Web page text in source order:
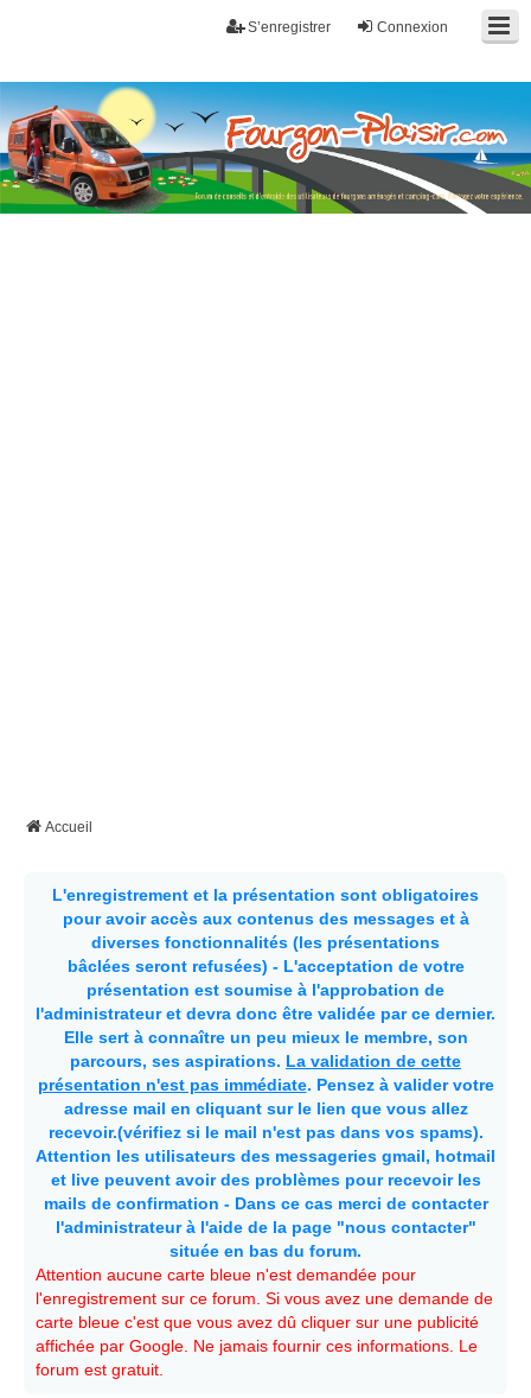
Connexion
S’enregistrer
Fourgon-plaisir.com
Forum de conseils et d'entraide des utilisateurs de fourgons, fourgons
aménagés, vans et de camping-car. Partagez votre expérience.
Accueil
L'enregistrement et la présentation sont obligatoires
pour avoir accès aux contenus des messages et à
diverses fonctionnalités (les présentations
bâclées seront refusées) - L'acceptation de votre
présentation est soumise à l'approbation de
l'administrateur et devra donc être validée par ce dernier.
Elle sert à connaître un peu mieux le membre, son
parcours, ses aspirations. La validation de cette
présentation n'est pas immédiate. Pensez à valider votre
adresse mail en cliquant sur le lien que vous allez
recevoir.(vérifiez si le mail n'est pas dans vos spams).
Attention les utilisateurs des messageries gmail, hotmail
et live peuvent avoir des problèmes pour recevoir les
mails de confirmation - Dans ce cas merci de contacter
l'administrateur à l'aide de la page "nous contacter"
située en bas du forum.
Attention aucune carte bleue n'est demandée pour
l'enregistrement sur ce forum. Si vous avez une demande de
carte bleue c'est que vous avez dû cliquer sur une publicité
affichée par Google. Ne jamais fournir ces informations. Le
forum est gratuit.